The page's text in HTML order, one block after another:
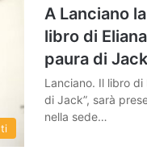
A Lanciano
libro di
paura di
Lanciano. Il libro di
di Jack”, sarà
nella sede…